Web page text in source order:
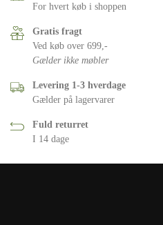
For hvert køb i shoppen
Gratis fragt
Ved køb over 699,-
Gælder ikke møbler
Levering 1-3 hverdage
Gælder på lagervarer
Fuld returret
I 14 dage